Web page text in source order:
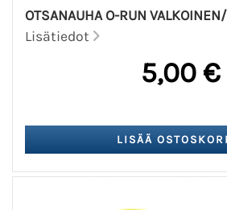
OTSANAUHA O-RUN
Lisätiedot
5,00 €